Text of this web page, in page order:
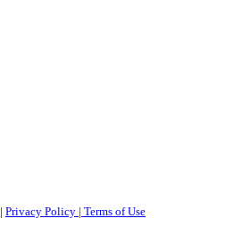
| Privacy Policy | Terms of Use